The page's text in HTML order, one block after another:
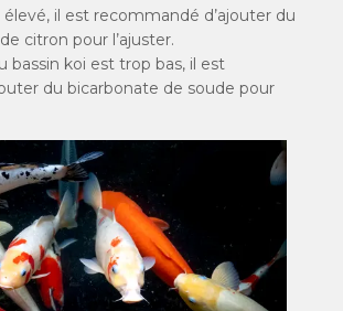
il est recommandé d’ajouter du
citron pour l’ajuster.
bassin koi est trop bas, il est
du bicarbonate de soude pour